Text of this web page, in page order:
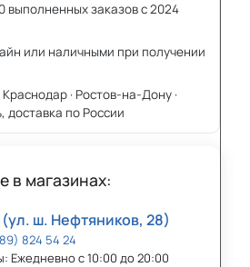
выполненных заказов с 2024
или наличными при получении
· Ростов-на-Дону ·
доставка по России
в магазинах:
ш. Нефтяников, 28)
824 54 24
Ежедневно с 10:00 до 20:00